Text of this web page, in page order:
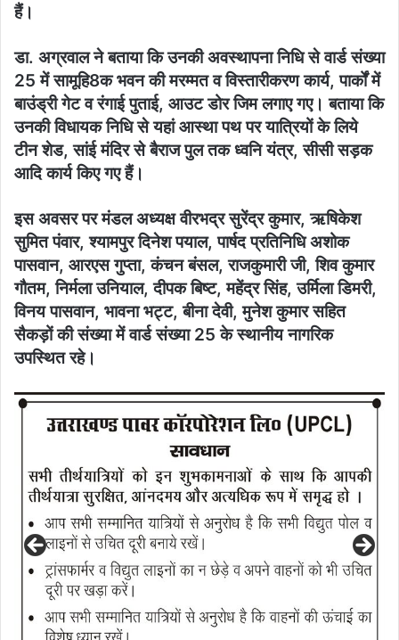
हैं।
डा. अग्रवाल ने बताया कि उनकी अवस्थापना निधि से वार्ड संख्या
25 में सामूहि8क भवन की मरम्मत व विस्तारीकरण कार्य, पार्कों में
बाउंड्री गेट व रंगाई पुताई, आउट डोर जिम लगाए गए। बताया कि
उनकी विधायक निधि से यहां आस्था पथ पर यात्रियों के लिये
टीन शेड, सांई मंदिर से बैराज पुल तक ध्वनि यंत्र, सीसी सड़क
आदि कार्य किए गए हैं।
इस अवसर पर मंडल अध्यक्ष वीरभद्र सुरेंद्र कुमार, ऋषिकेश
सुमित पंवार, श्यामपुर दिनेश पयाल, पार्षद प्रतिनिधि अशोक
पासवान, आरएस गुप्ता, कंचन बंसल, राजकुमारी जी, शिव कुमार
गौतम, निर्मला उनियाल, दीपक बिष्ट, महेंद्र सिंह, उर्मिला डिमरी,
विनय पासवान, भावना भट्ट, बीना देवी, मुनेश कुमार सहित
सैकड़ों की संख्या में वार्ड संख्या 25 के स्थानीय नागरिक
उपस्थित रहे।